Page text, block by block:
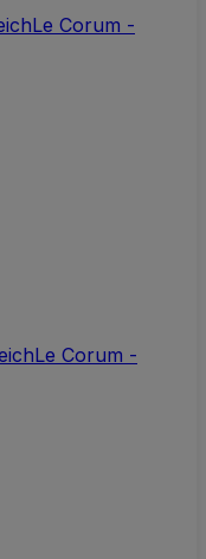
Le Corum -
Le Corum -